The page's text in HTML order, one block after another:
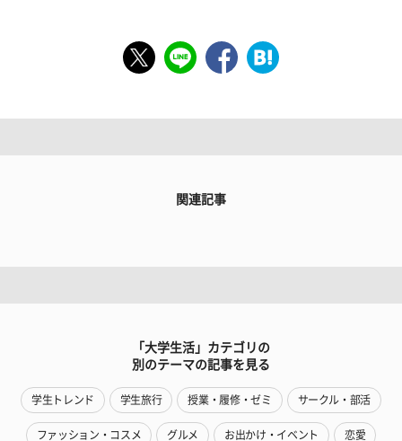
関連記事
「大学生活」カテゴリの
別のテーマの記事を見る
学生トレンド 学生旅行 授業・履修・ゼミ サークル・部活
ファッション・コスメ グルメ お出かけ・イベント 恋愛